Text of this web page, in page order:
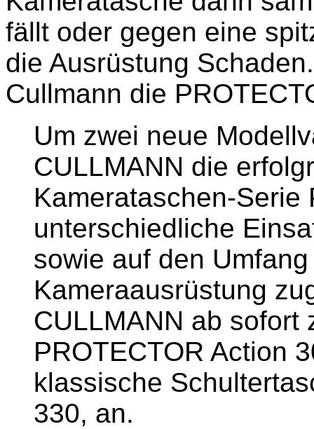
fällt oder gegen eine
die Ausrüstung
Cullmann die
Um zwei neue
CULLMANN die
Kamerataschen-Serie
unterschiedliche
sowie auf den
Kameraausrüstung
CULLMANN ab sofort
PROTECTOR Action
klassische
330, an.